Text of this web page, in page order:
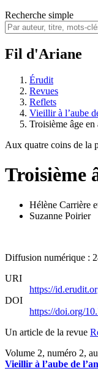
Recherche simple
Fil d'Ariane
Érudit
Revues
Reflets
Vieillir à l’aube
Troisième âge en
Aux quatre coins de la
Troisième
Hélène Carrière
Suzanne Poirier
Diffusion numérique :
URI
https://
DOI
https://doi.org/
Un article de la revue
Volume 2, numéro 2,
Vieillir à l’aube de